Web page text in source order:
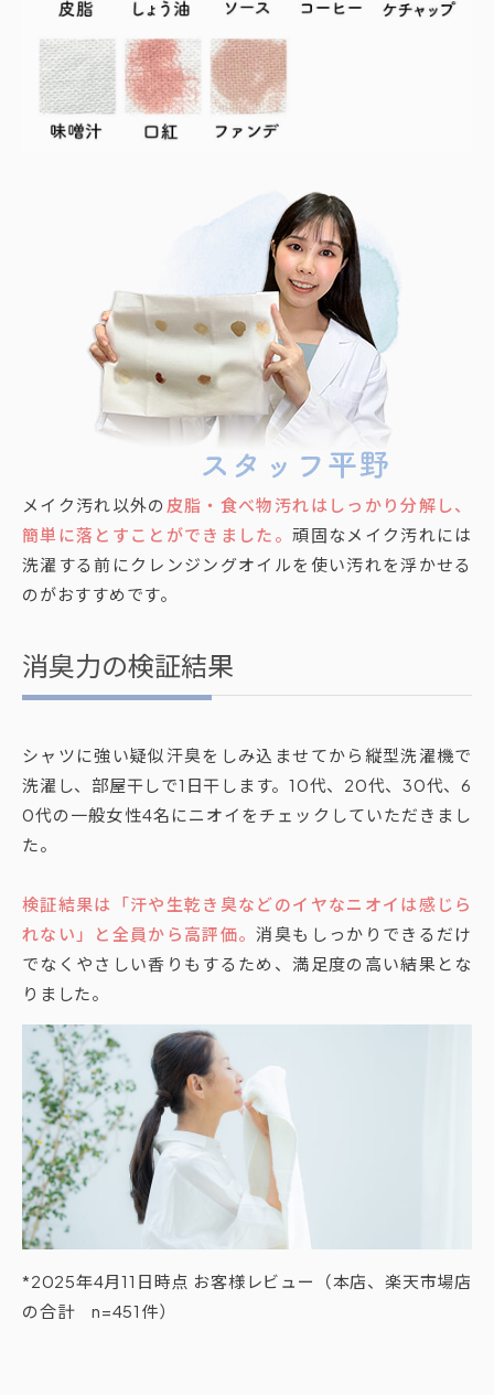
メイク汚れ以外の 皮脂・食べ物汚れはしっかり分解し、
簡単に落とすことができました。頑固なメイク汚れには
洗濯する前にクレンジングオイルを使い汚れを浮かせる
のがおすすめです。
消臭力の検証結果
シャツに強い疑似汗臭をしみ込ませてから縦型洗濯機で
洗濯し、部屋干しで1日干します。10代、20代、30代、6
0代の一般女性4名にニオイをチェックしていただきまし
た。
検証結果は「汗や生乾き臭などのイヤなニオイは感じら
れない」と全員から高評価。消臭もしっかりできるだけ
でなくやさしい香りもするため、満足度の高い結果とな
りました。
*2025年4月11日時点 お客様レビュー（本店、楽天市場店
の合計 n=451件）